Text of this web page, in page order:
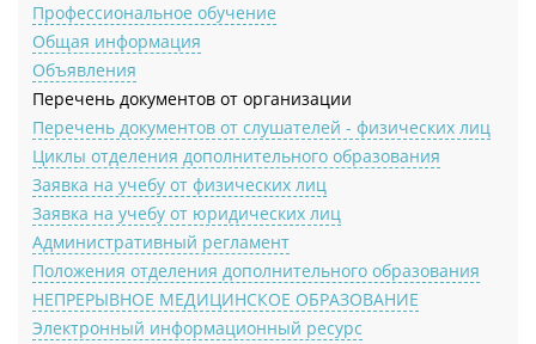
Профессиональное обучение
Общая информация
Объявления
Перечень документов от организации
Перечень документов от слушателей - физических лиц
Циклы отделения дополнительного образования
Заявка на учебу от физических лиц
Заявка на учебу от юридических лиц
Административный регламент
Положения отделения дополнительного образования
НЕПРЕРЫВНОЕ МЕДИЦИНСКОЕ ОБРАЗОВАНИЕ
Электронный информационный ресурс